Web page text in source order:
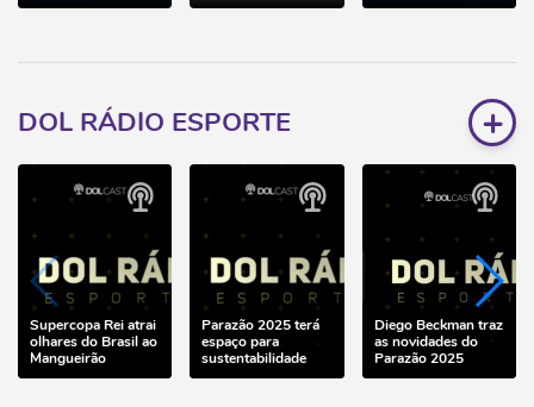
DOL RÁDIO ESPORTE +
Supercopa Rei atrai
olhares do Brasil ao
Mangueirão
Parazão 2025 terá
espaço para
sustentabilidade
Diego Beckman traz
as novidades do
Parazão 2025